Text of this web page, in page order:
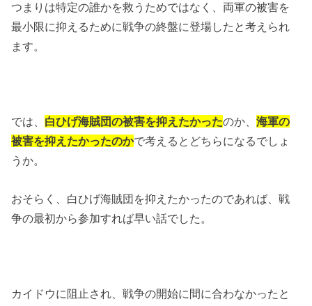
つまりは特定の誰かを救うためではなく、両軍の被害を
最小限に抑えるために戦争の終盤に登場したと考えられ
ます。
では、 白ひげ海賊団の被害を抑えたかったのか、海軍の
被害を抑えたかったのかで考えるとどちらになるでしょ
うか。
おそらく、白ひげ海賊団を抑えたかったのであれば、戦
争の最初から参加すれば早い話でした。
カイドウに阻止され、戦争の開始に間に合わなかったと